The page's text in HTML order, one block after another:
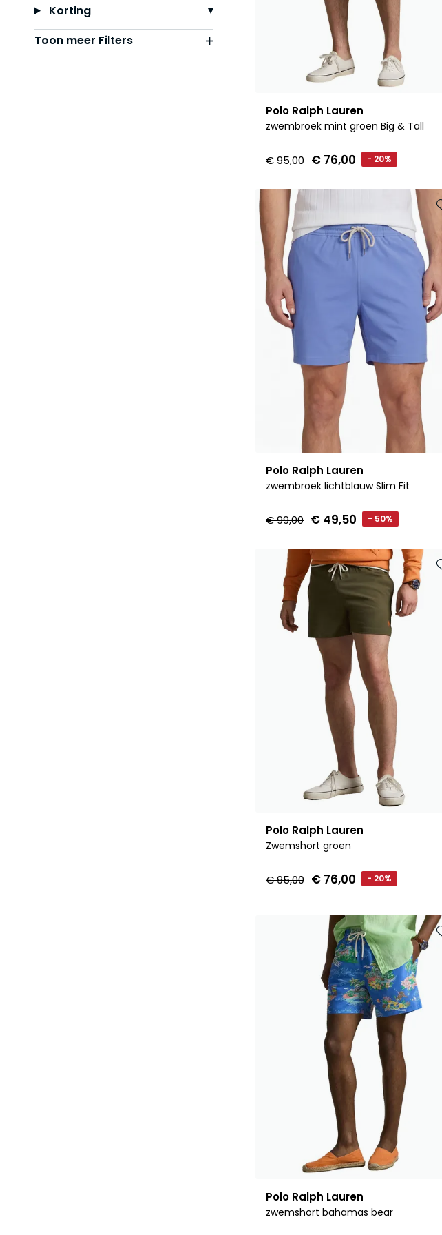
Korting
Toon meer Filters
Polo Ralph Lauren
zwembroek mint groen Big & Tall
€ 95,00 € 76,00 - 20%
Polo Ralph Lauren
zwembroek lichtblauw Slim Fit
€ 99,00 € 49,50 - 50%
Polo Ralph Lauren
Zwemshort groen
€ 95,00 € 76,00 - 20%
Polo Ralph Lauren
zwemshort bahamas bear